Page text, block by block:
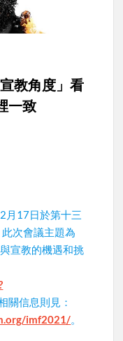
教角度」看
一致
月17日於第十三
次會議主題為
宣教的機遇和挑
關信息則見：
imf2021/。